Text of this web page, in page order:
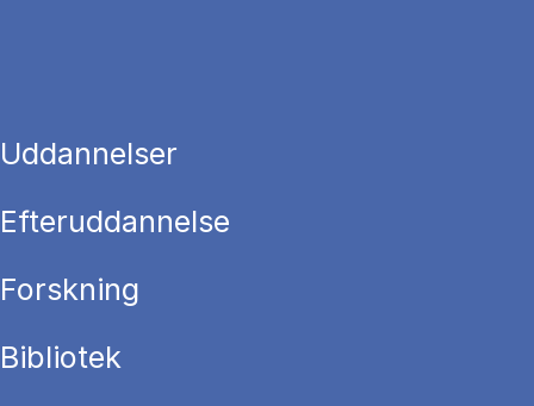
Uddannelser
Efteruddannelse
Forskning
Bibliotek